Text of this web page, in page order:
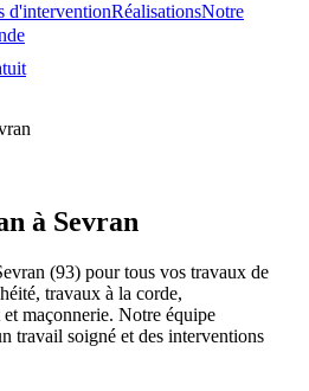
d'interventionRéalisationsNotre
à Sevran
(93) pour tous vos travaux de
travaux à la corde,
et maçonnerie. Notre équipe
travail soigné et des interventions